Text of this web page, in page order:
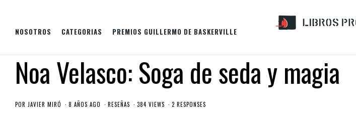
NOSOTROS CATEGORIAS PREMIOS GUILLERMO DE BASKERVILLE
Noa Velasco: Soga de seda y magia
POR JAVIER MIRÓ 8 AÑOS AGO RESEÑAS 384 VIEWS 2 RESPONSES